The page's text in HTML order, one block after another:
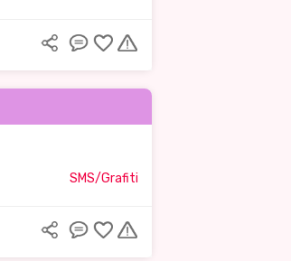
SMS/Grafiti